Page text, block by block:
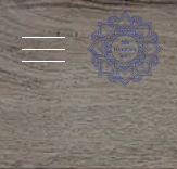
Skip
to
content